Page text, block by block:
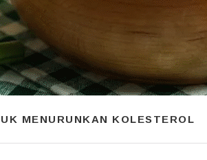
MENURUNKAN KOLESTEROL